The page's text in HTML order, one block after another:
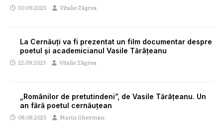
30.09.2023 Vitalie Zâgrea
La Cernăuți va fi prezentat un film documentar despre
poetul și academicianul Vasile Tărâțeanu
22.09.2023 Vitalie Zâgrea
„Românilor de pretutindeni”, de Vasile Tărâțeanu. Un
an fără poetul cernăuțean
08.08.2023 Marin Gherman